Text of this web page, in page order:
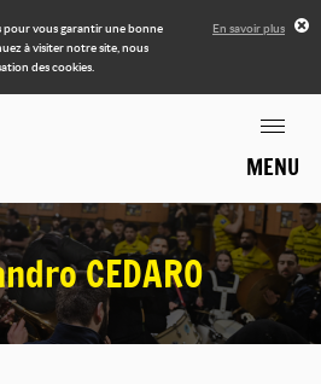
pour vous garantir une bonne
à visiter notre site, nous
des cookies.
En savoir plus
MENU
CEDARO